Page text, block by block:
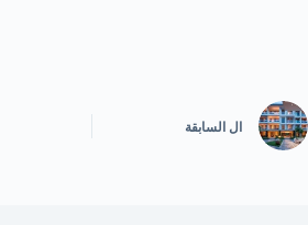
ال السابقة